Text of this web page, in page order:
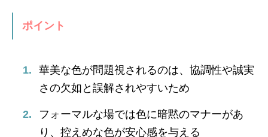
ポイント
華美な色が問題視されるのは、協調性や誠実
さの欠如と誤解されやすいため
フォーマルな場では色に暗黙のマナーがあ
り、控えめな色が安心感を与える